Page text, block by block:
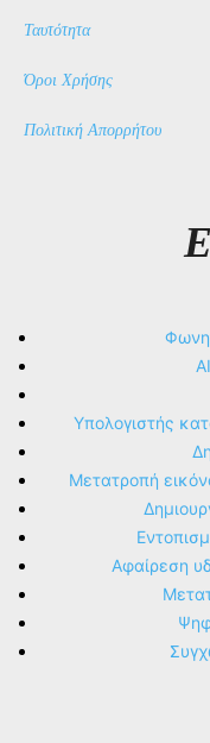
Ταυτότητα
Όροι Χρήσης
Πολιτική Απορρήτου
Υπολογιστής
Μετατροπή
Αφαίρεση